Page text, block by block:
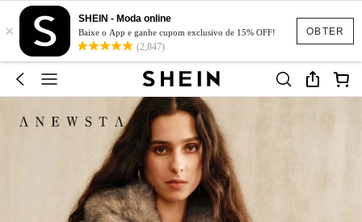
OBTER
×
SHEIN - Moda online
Baixe o App e ganhe cupom exclusivo de 15% OFF!
(2,847)